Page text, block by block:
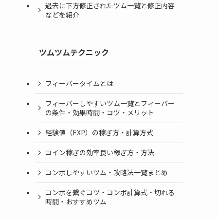
過去に下方修正されたツム一覧と修正内容
などを紹介
ツムツムテクニック
フィーバータイムとは
フィーバーしやすいツム一覧とフィーバー
の条件・効果時間・コツ・メリット
経験値（EXP）の稼ぎ方・計算方式
コイン稼ぎの効率良い稼ぎ方・方法
コンボしやすいツム・攻略法一覧まとめ
コンボを繋ぐコツ・コンボ計算式・切れる
時間・おすすめツム